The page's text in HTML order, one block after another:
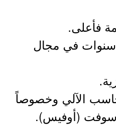
فأعلى.
- خبرة لا تقل عن 4 سنوات في مجال
الآلي وخصوصاً
(أوفيس).